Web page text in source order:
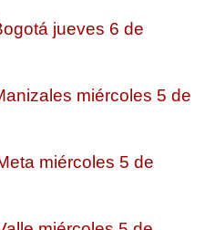
jueves 6 de
miércoles 5 de
miércoles 5 de